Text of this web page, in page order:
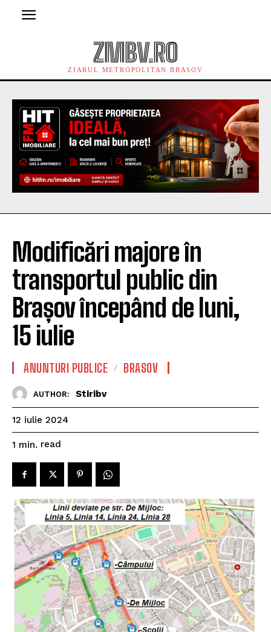
ZMBV.RO
ZIARUL METROPOLITAN BRASOV
Modificări majore în
transportul public din
Brașov începând de luni,
15 iulie
ANUNTURI PUBLICE BRASOV
AUTHOR: Stiribv
12 iulie 2024
1 min. read